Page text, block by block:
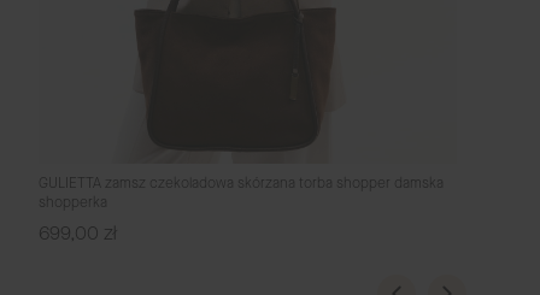
GULIETTA zamsz czekoladowa skórzana torba shopper damska
shopperka
Cena
699,00 zł